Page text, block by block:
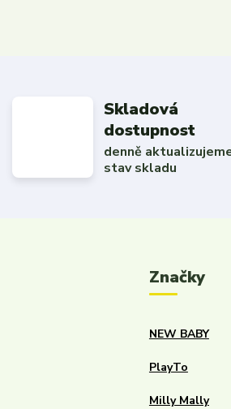
Skladová
dostupnost
denně
stav skladu
Značky
NEW BABY
PlayTo
Milly Mally